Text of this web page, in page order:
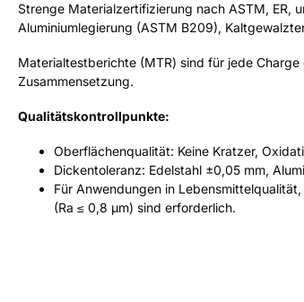
Strenge Materialzertifizierung nach ASTM, ER,
Aluminiumlegierung (ASTM B209),
Materialtestberichte (MTR) sind für jede
Zusammensetzung.
Qualitätskontrollpunkte:
Oberflächenqualität: Keine Kratzer,
Dickentoleranz: Edelstahl ±0,05 mm,
Für Anwendungen in
(Ra ≤ 0,8 μm) sind erforderlich.